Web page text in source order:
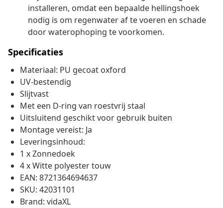
installeren, omdat een bepaalde hellingshoek
nodig is om regenwater af te voeren en schade
door waterophoping te voorkomen.
Specificaties
Materiaal: PU gecoat oxford
UV-bestendig
Slijtvast
Met een D-ring van roestvrij staal
Uitsluitend geschikt voor gebruik buiten
Montage vereist: Ja
Leveringsinhoud:
1 x Zonnedoek
4 x Witte polyester touw
EAN: 8721364694637
SKU: 42031101
Brand: vidaXL